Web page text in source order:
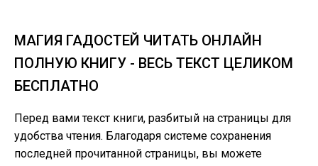
МАГИЯ ГАДОСТЕЙ ЧИТАТЬ ОНЛАЙН
ПОЛНУЮ КНИГУ - ВЕСЬ ТЕКСТ ЦЕЛИКОМ
БЕСПЛАТНО
Перед вами текст книги, разбитый на страницы для
удобства чтения. Благодаря системе сохранения
последней прочитанной страницы, вы можете